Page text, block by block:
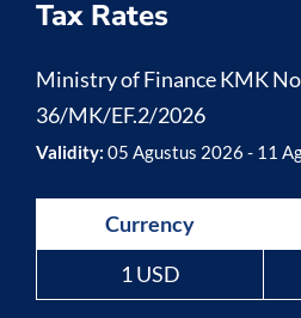
Tax Rates
Ministry of Finance KMK
36/MK/EF.2/2026
Validity: 05 Agustus 2026 - 11
Currency
1 USD